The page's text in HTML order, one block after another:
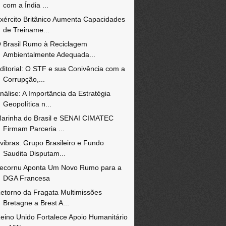
com a Índia ...
Britânico Aumenta Capacidades
de Treiname...
Brasil Rumo à Reciclagem
Ambientalmente Adequada...
O STF e sua Conivência com a
Corrupção,...
A Importância da Estratégia
Geopolítica n...
do Brasil e SENAI CIMATEC
Firmam Parceria ...
Grupo Brasileiro e Fundo
Saudita Disputam...
Aponta Um Novo Rumo para a
DGA Francesa
da Fragata Multimissões
Bretagne a Brest A...
Unido Fortalece Apoio Humanitário